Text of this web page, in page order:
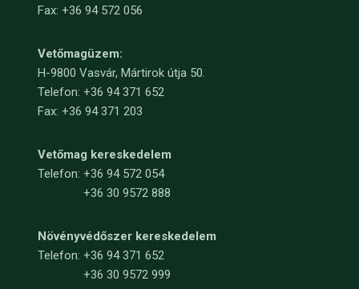
Fax: +36 94 572 056
Vetőmagüzem:
H-9800 Vasvár, Mártirok útja 50.
Telefon: +36 94 371 652
Fax: +36 94 371 203
Vetőmag kereskedelem
Telefon: +36 94 572 054
+36 30 9572 888
Növényvédőszer kereskedelem
Telefon: +36 94 371 652
+36 30 9572 999